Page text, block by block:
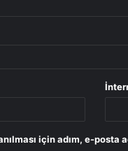
için adım, e-posta